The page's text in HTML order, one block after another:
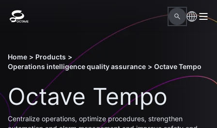
Home > Products >
Operations intelligence quality assurance > Octave Tempo
Octave Tempo
Centralize operations, optimize procedures, strengthen